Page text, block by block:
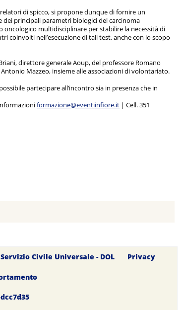
di spicco, si propone dunque di fornire un
principali parametri biologici del carcinoma
multidisciplinare per stabilire la necessità di
coinvolti nell’esecuzione di tali test, anche con lo scopo
direttore generale Aoup, del professore Romano
Mazzeo, insieme alle associazioni di volontariato.
partecipare all’incontro sia in presenza che in
formazione@eventiinfiore.it | Cell. 351
Servizio Civile Universale - DOL Privacy